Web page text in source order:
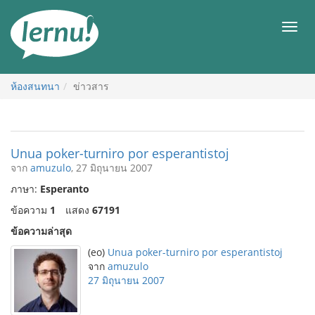
สารบัญ
เมนู
ห้องสนทนา ข่าวสาร
Unua poker-turniro por esperantistoj
จาก amuzulo, 27 มิถุนายน 2007
ภาษา: Esperanto
ข้อความ 1 แสดง 67191
ข้อความล่าสุด
(eo) Unua poker-turniro por esperantistoj
จาก amuzulo
27 มิถุนายน 2007